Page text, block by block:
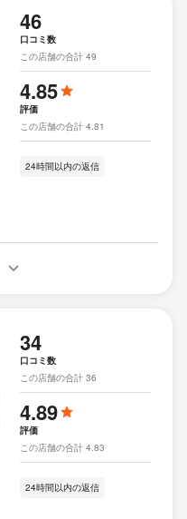
46
口コミ数
この店舗の合計 49
4.85
評価
この店舗の合計 4.81
24時間以内の返信
34
口コミ数
この店舗の合計 36
4.89
評価
この店舗の合計 4.83
24時間以内の返信